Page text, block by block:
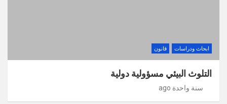
ابحاث ودراسات قانون
التلوث البيئي مسؤولية دولية
سنة واحدة ago